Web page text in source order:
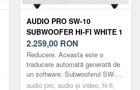
AUDIO PRO SW-10
SUBWOOFER HI-FI WHITE 1
BUC
2.259,00 RON
Reducere. Aceasta este o
traducere automată generată de
un software: Subwooferul SW-10
adaugă o altă dimensiune tuturor
audio pro, audio și video, hi-fi,